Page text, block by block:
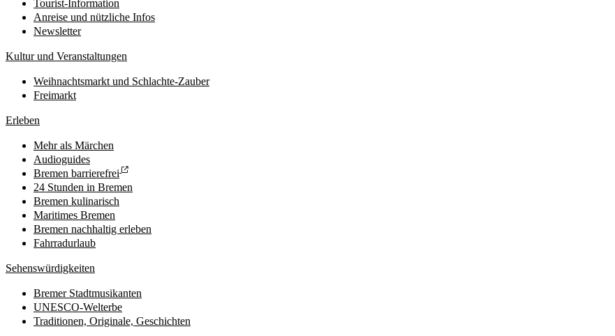
Tourist-Information
Anreise und nützliche Infos
Newsletter
Kultur und Veranstaltungen
Weihnachtsmarkt und Schlachte-Zauber
Freimarkt
Erleben
Mehr als Märchen
Audioguides
Bremen barrierefrei
24 Stunden in Bremen
Bremen kulinarisch
Maritimes Bremen
Bremen nachhaltig erleben
Fahrradurlaub
Sehenswürdigkeiten
Bremer Stadtmusikanten
UNESCO-Welterbe
Traditionen, Originale, Geschichten